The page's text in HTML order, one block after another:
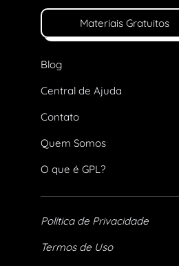
Materiais Gratuitos
Blog
Central de Ajuda
Contato
Quem Somos
O que é GPL?
Política de Privacidade
Termos de Uso